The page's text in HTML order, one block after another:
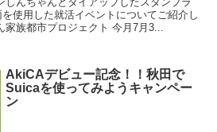
使用した就活イベントについてご紹介し
族都市プロジェクト 今月7月3...
AkiCAデビュー記念！！秋田で
Suicaを使ってみようキャンペー
ン